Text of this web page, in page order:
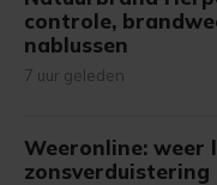
controle,
nablussen
7 uur geleden
Weeronline: weer
zonsverduistering